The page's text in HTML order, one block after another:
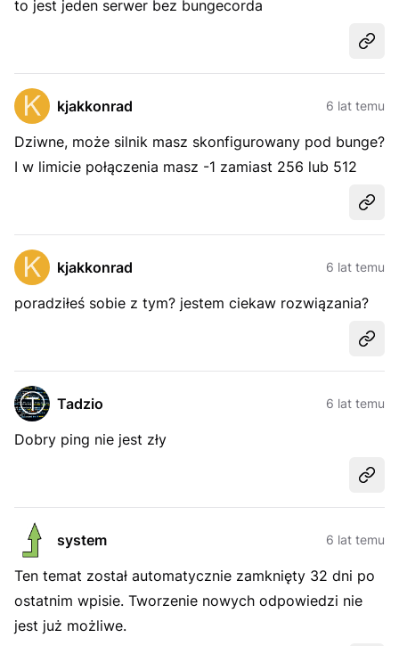
to jest jeden serwer bez bungecorda
kjakkonrad 6 lat temu
Dziwne, może silnik masz skonfigurowany pod bunge?
I w limicie połączenia masz -1 zamiast 256 lub 512
kjakkonrad 6 lat temu
poradziłeś sobie z tym? jestem ciekaw rozwiązania?
Tadzio 6 lat temu
Dobry ping nie jest zły
system 6 lat temu
Ten temat został automatycznie zamknięty 32 dni po
ostatnim wpisie. Tworzenie nowych odpowiedzi nie
jest już możliwe.